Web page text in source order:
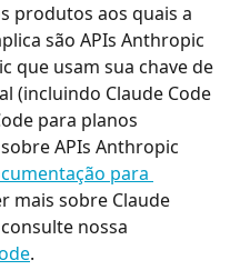
produtos aos quais a
são APIs Anthropic
que usam sua chave de
(incluindo Claude Code
para planos
APIs Anthropic
para
mais sobre Claude
nossa
.